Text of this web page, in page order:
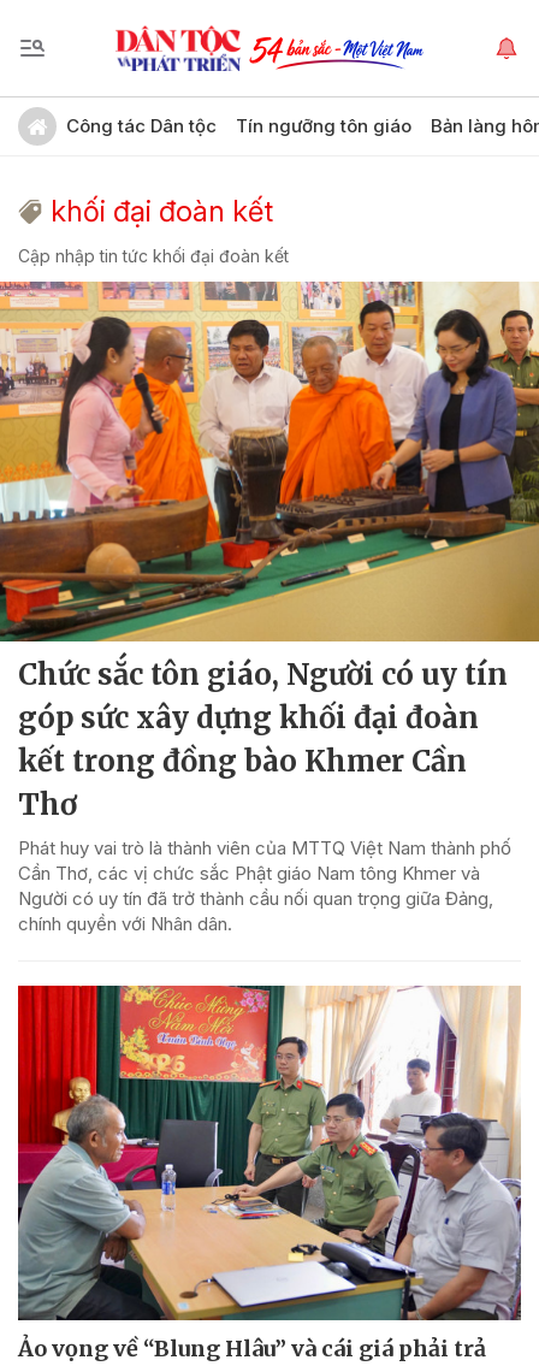
Công tác Dân tộc Tín ngưỡng tôn giáo Bản làng
khối đại đoàn kết
Cập nhập tin tức khối đại đoàn kết
Chức sắc tôn giáo, Người có uy tín
góp sức xây dựng khối đại đoàn
kết trong đồng bào Khmer Cần
Thơ
Phát huy vai trò là thành viên của MTTQ Việt Nam thành phố
Cần Thơ, các vị chức sắc Phật giáo Nam tông Khmer và
Người có uy tín đã trở thành cầu nối quan trọng giữa Đảng,
chính quyền với Nhân dân.
Ảo vọng về “Blung Hlâu” và cái giá phải trả